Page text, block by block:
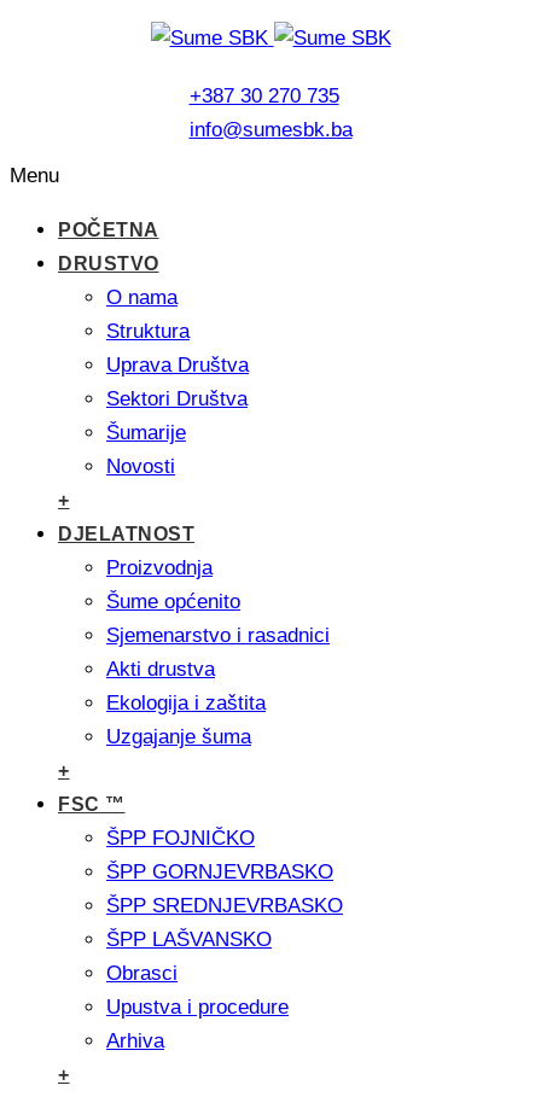
+387 30 270 735
info@sumesbk.ba
Menu
POČETNA
DRUSTVO
O nama
Struktura
Uprava Društva
Sektori Društva
Šumarije
Novosti
+
DJELATNOST
Proizvodnja
Šume općenito
Sjemenarstvo i rasadnici
Akti drustva
Ekologija i zaštita
Uzgajanje šuma
+
FSC ™
ŠPP FOJNIČKO
ŠPP GORNJEVRBASKO
ŠPP SREDNJEVRBASKO
ŠPP LAŠVANSKO
Obrasci
Upustva i procedure
Arhiva
+